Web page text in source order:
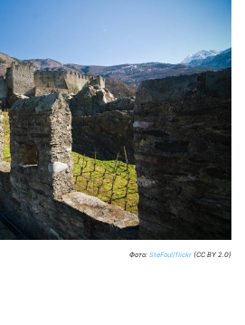
Фото: SteFou!/flickr (CC BY 2.0)